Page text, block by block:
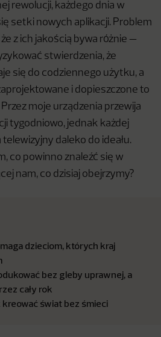
rewolucji, każdego dnia w
setki nowych aplikacji. Problem
z ich jakością bywa różnie —
stwierdzenia, że
się do codziennego użytku, a
i dopieszczone to
moje urządzenia przewija
tygodniowo, jednak każdej
daleko do ideału.
co powinno znaleźć się w
nam, co dzisiaj obejrzymy?
dzieciom, których kraj
bez gleby uprawnej, a
cały rok
świat bez śmieci